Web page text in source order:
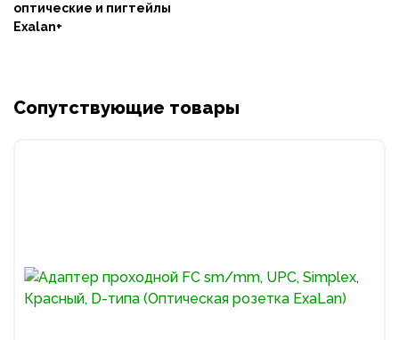
оптические и пигтейлы
Exalan+
Сопутствующие товары